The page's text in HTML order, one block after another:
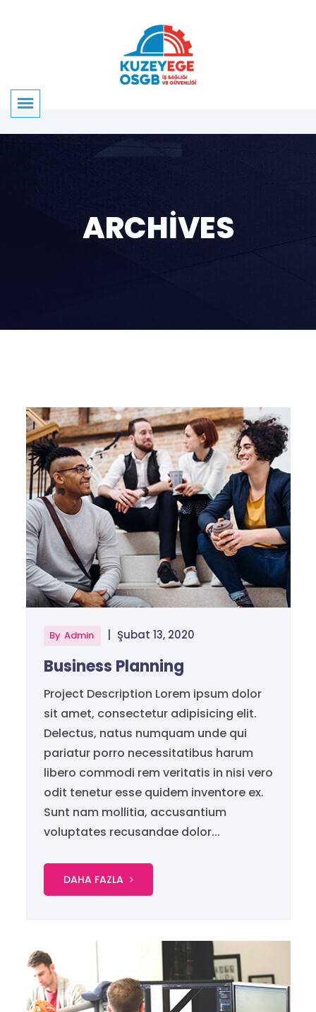
ARCHIVES
By Admin | Şubat 13, 2020
Business Planning
Project Description Lorem ipsum dolor
sit amet, consectetur adipisicing elit.
Delectus, natus numquam unde qui
pariatur porro necessitatibus harum
libero commodi rem veritatis in nisi vero
odit tenetur esse quidem inventore ex.
Sunt nam mollitia, accusantium
voluptates recusandae dolor...
DAHA FAZLA